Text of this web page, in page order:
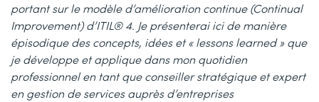
portant sur le modèle d’amélioration continue (Continual
Improvement) d’ITIL® 4. Je présenterai ici de manière
épisodique des concepts, idées et « lessons learned » que
je développe et applique dans mon quotidien
professionnel en tant que conseiller stratégique et expert
en gestion de services auprès d’entreprises